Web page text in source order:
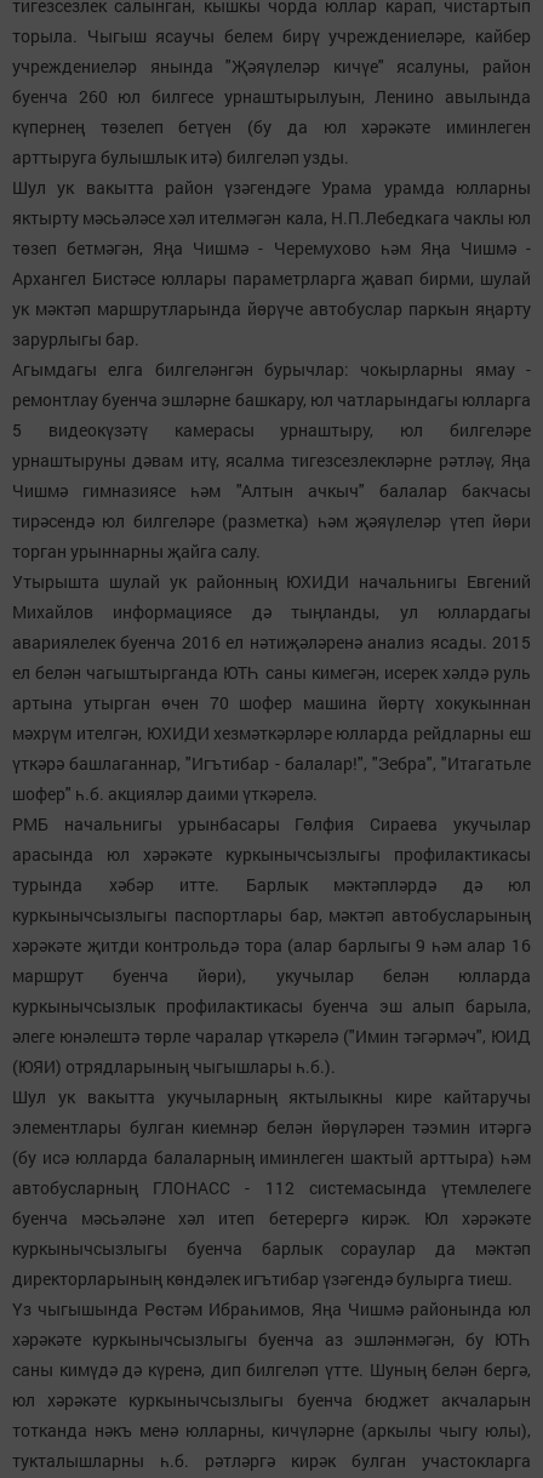
тигезсезлек салынган, кышкы чорда юллар карап, чистартып
торыла. Чыгыш ясаучы белем бирү учреждениеләре, кайбер
учреждениеләр янында "Җәяүлеләр кичүе" ясалуны, район
буенча 260 юл билгесе урнаштырылуын, Ленино авылында
күпернең төзелеп бетүен (бу да юл хәрәкәте иминлеген
арттыруга булышлык итә) билгеләп узды.
Шул ук вакытта район үзәгендәге Урама урамда юлларны
яктырту мәсьәләсе хәл ителмәгән кала, Н.П.Лебедкага чаклы юл
төзеп бетмәгән, Яңа Чишмә - Черемухово һәм Яңа Чишмә -
Архангел Бистәсе юллары параметрларга җавап бирми, шулай
ук мәктәп маршрутларында йөрүче автобуслар паркын яңарту
зарурлыгы бар.
Агымдагы елга билгеләнгән бурычлар: чокырларны ямау -
ремонтлау буенча эшләрне башкару, юл чатларындагы юлларга
5 видеокүзәтү камерасы урнаштыру, юл билгеләре
урнаштыруны дәвам итү, ясалма тигезсезлекләрне рәтләү, Яңа
Чишмә гимназиясе һәм "Алтын ачкыч" балалар бакчасы
тирәсендә юл билгеләре (разметка) һәм җәяүлеләр үтеп йөри
торган урыннарны җайга салу.
Утырышта шулай ук районның ЮХИДИ начальнигы Евгений
Михайлов информациясе дә тыңланды, ул юллардагы
авариялелек буенча 2016 ел нәтиҗәләренә анализ ясады. 2015
ел белән чагыштырганда ЮТҺ саны кимегән, исерек хәлдә руль
артына утырган өчен 70 шофер машина йөртү хокукыннан
мәхрүм ителгән, ЮХИДИ хезмәткәрләре юлларда рейдларны еш
үткәрә башлаганнар, "Игътибар - балалар!", "Зебра", "Итагатьле
шофер" һ.б. акцияләр даими үткәрелә.
РМБ начальнигы урынбасары Гөлфия Сираева укучылар
арасында юл хәрәкәте куркынычсызлыгы профилактикасы
турында хәбәр итте. Барлык мәктәпләрдә дә юл
куркынычсызлыгы паспортлары бар, мәктәп автобусларының
хәрәкәте җитди контрольдә тора (алар барлыгы 9 һәм алар 16
маршрут буенча йөри), укучылар белән юлларда
куркынычсызлык профилактикасы буенча эш алып барыла,
әлеге юнәлештә төрле чаралар үткәрелә ("Имин тәгәрмәч", ЮИД
(ЮЯИ) отрядларының чыгышлары һ.б.).
Шул ук вакытта укучыларның яктылыкны кире кайтаручы
элементлары булган киемнәр белән йөрүләрен тәэмин итәргә
(бу исә юлларда балаларның иминлеген шактый арттыра) һәм
автобусларның ГЛОНАСС - 112 системасында үтемлелеге
буенча мәсьәләне хәл итеп бетерергә кирәк. Юл хәрәкәте
куркынычсызлыгы буенча барлык сораулар да мәктәп
директорларының көндәлек игътибар үзәгендә булырга тиеш.
Үз чыгышында Рөстәм Ибраһимов, Яңа Чишмә районында юл
хәрәкәте куркынычсызлыгы буенча аз эшләнмәгән, бу ЮТҺ
саны кимүдә дә күренә, дип билгеләп үтте. Шуның белән бергә,
юл хәрәкәте куркынычсызлыгы буенча бюджет акчаларын
тотканда нәкъ менә юлларны, кичүләрне (аркылы чыгу юлы),
тукталышларны һ.б. рәтләргә кирәк булган участокларга